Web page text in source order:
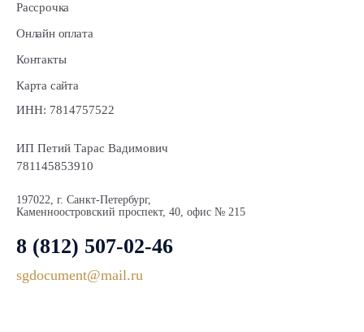
Рассрочка
Онлайн оплата
Контакты
Карта сайта
ИНН: 7814757522
ИП Петий Тарас Вадимович
781145853910
197022, г. Санкт-Петербург,
Каменноостровский проспект, 40, офис № 215
8 (812) 507-02-46
sgdocument@mail.ru